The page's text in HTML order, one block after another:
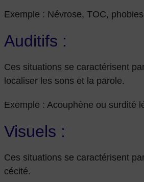
Exemple : Névrose, TOC,
Auditifs :
Ces situations se caractérisent
localiser les sons et la parole.
Exemple : Acouphène ou surdité
Visuels :
Ces situations se caractérisent
cécité.